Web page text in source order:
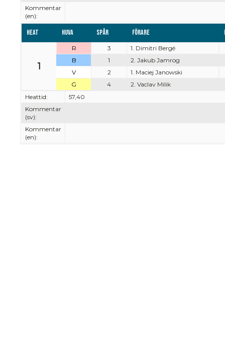
Kommentar
(en):
Heat Huva Spår Förare
1
R 3
1. Dimitri Bergé
B
1
2. Jakub Jamrog
V
2
1. Maciej Janowski
G
4
2. Vaclav Milik
Heattid:
57,40
Kommentar
(sv):
Kommentar
(en):